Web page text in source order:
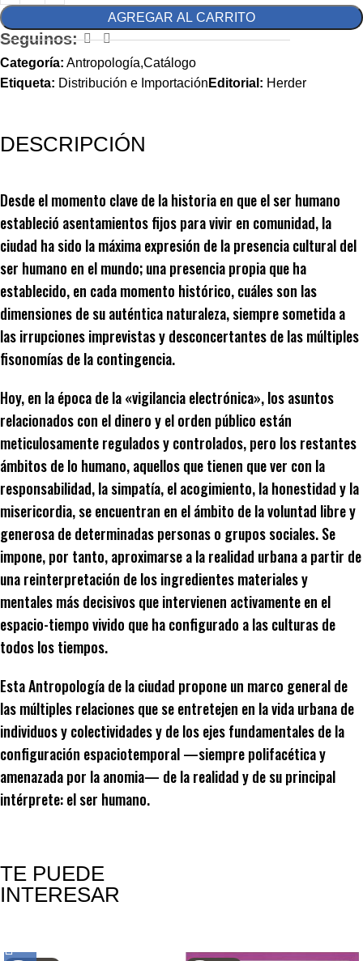
AGREGAR AL CARRITO
Seguinos:
Categoría: Antropología,Catálogo
Etiqueta: Distribución e Importación Editorial: Herder
DESCRIPCIÓN
Desde el momento clave de la historia en que el ser humano
estableció asentamientos fijos para vivir en comunidad, la
ciudad ha sido la máxima expresión de la presencia cultural del
ser humano en el mundo; una presencia propia que ha
establecido, en cada momento histórico, cuáles son las
dimensiones de su auténtica naturaleza, siempre sometida a
las irrupciones imprevistas y desconcertantes de las múltiples
fisonomías de la contingencia.
Hoy, en la época de la «vigilancia electrónica», los asuntos
relacionados con el dinero y el orden público están
meticulosamente regulados y controlados, pero los restantes
ámbitos de lo humano, aquellos que tienen que ver con la
responsabilidad, la simpatía, el acogimiento, la honestidad y la
misericordia, se encuentran en el ámbito de la voluntad libre y
generosa de determinadas personas o grupos sociales. Se
impone, por tanto, aproximarse a la realidad urbana a partir de
una reinterpretación de los ingredientes materiales y
mentales más decisivos que intervienen activamente en el
espacio-tiempo vivido que ha configurado a las culturas de
todos los tiempos.
Esta Antropología de la ciudad propone un marco general de
las múltiples relaciones que se entretejen en la vida urbana de
individuos y colectividades y de los ejes fundamentales de la
configuración espaciotemporal —siempre polifacética y
amenazada por la anomia— de la realidad y de su principal
intérprete: el ser humano.
TE PUEDE
INTERESAR